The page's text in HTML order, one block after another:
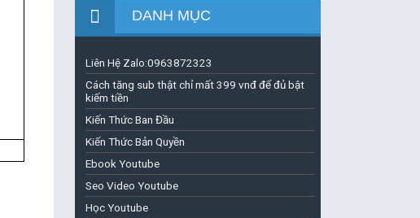
DANH MỤC
Liên Hệ Zalo:0963872323
Cách tăng sub thật chỉ mất 399 vnđ để đủ bật
kiếm tiền
Kiến Thức Ban Đầu
Kiến Thức Bản Quyền
Ebook Youtube
Seo Video Youtube
Học Youtube